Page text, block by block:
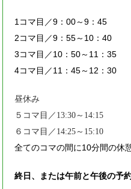
1コマ目／9：00～9：45
2コマ目／9：55～10：40
3コマ目／10：50～11：35
4コマ目／11：45～12：30
昼休み
５コマ目／13:30～14:15
６コマ目／14:25～15:10
全てのコマの間に10分間の休
終日、または午前と午後の予